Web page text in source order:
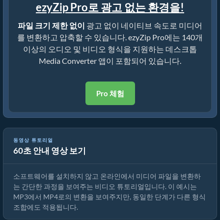
ezyZip Pro로 광고 없는 환경을!
파일 크기 제한 없이 광고 없이 네이티브 속도로 미디어
를 변환하고 압축할 수 있습니다. ezyZip Pro에는 140개
이상의 오디오 및 비디오 형식을 지원하는 데스크톱
Media Converter 앱이 포함되어 있습니다.
Pro 체험
동영상 튜토리얼
60초 안내 영상 보기
미디어 파일 변환 방법
소프트웨어를 설치하지 않고 온라인에서 미디어 파일을 변환하
는 간단한 과정을 보여주는 비디오 튜토리얼입니다. 이 예시는
MP3에서 MP4로의 변환을 보여주지만, 동일한 단계가 다른 형식
조합에도 적용됩니다.